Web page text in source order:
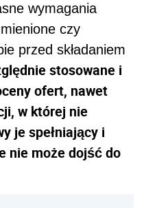
wymagania
czy
przed składaniem
stosowane i
ofert, nawet
w której nie
je spełniający i
nie może dojść do